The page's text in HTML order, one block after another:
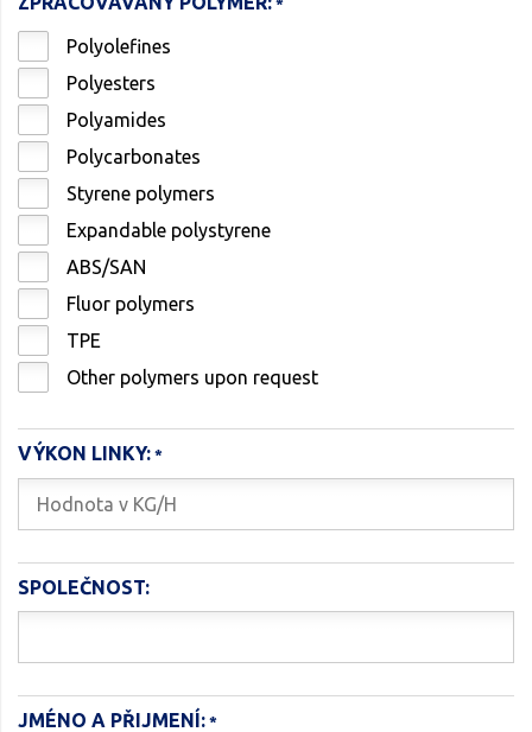
Polyolefines
Polyesters
Polyamides
Polycarbonates
Styrene polymers
Expandable polystyrene
ABS/SAN
Fluor polymers
TPE
Other polymers upon request
VÝKON LINKY:
SPOLEČNOST:
JMÉNO A PŘIJMENÍ: